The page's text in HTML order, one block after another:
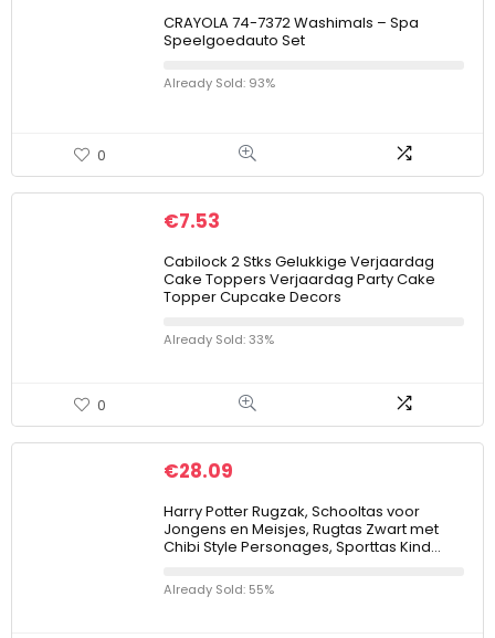
CRAYOLA 74-7372 Washimals – Spa
Speelgoedauto Set
Already Sold: 93%
0
€7.53
Cabilock 2 Stks Gelukkige Verjaardag
Cake Toppers Verjaardag Party Cake
Topper Cupcake Decors
Already Sold: 33%
0
€28.09
Harry Potter Rugzak, Schooltas voor
Jongens en Meisjes, Rugtas Zwart met
Chibi Style Personages, Sporttas Kind…
Already Sold: 55%